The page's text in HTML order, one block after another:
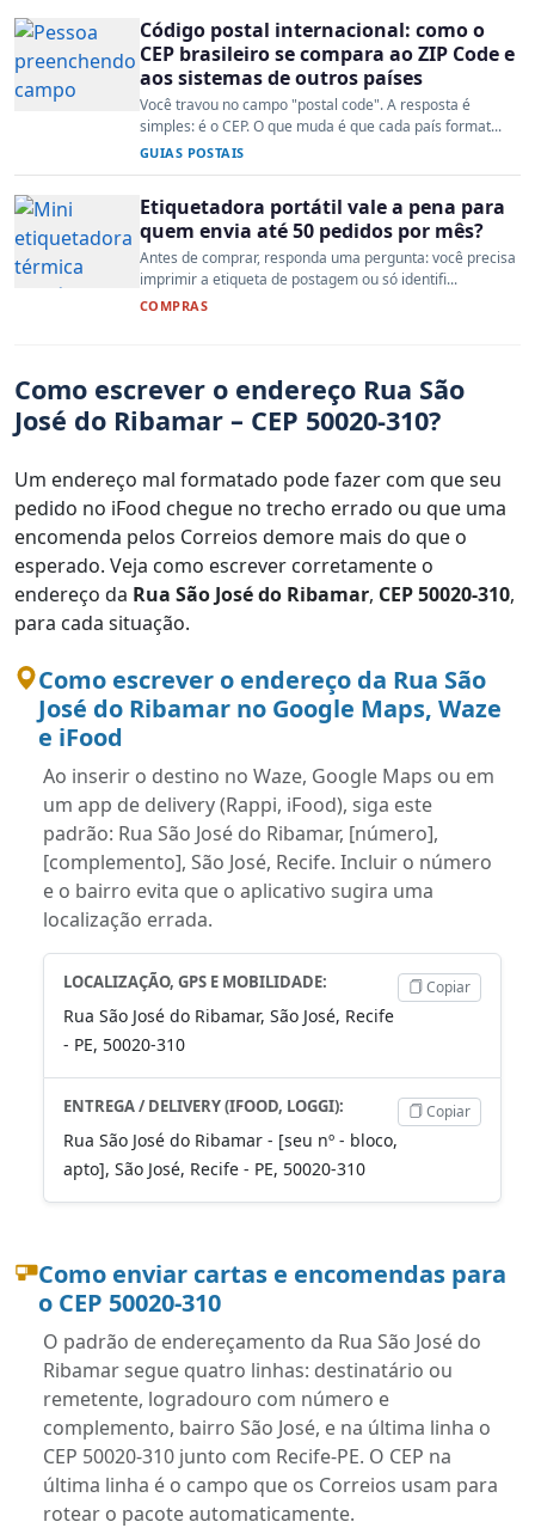
Código postal internacional: como o
CEP brasileiro se compara ao ZIP Code e
aos sistemas de outros países
Você travou no campo "postal code". A resposta é
simples: é o CEP. O que muda é que cada país format...
GUIAS POSTAIS
Etiquetadora portátil vale a pena para
quem envia até 50 pedidos por mês?
Antes de comprar, responda uma pergunta: você precisa
imprimir a etiqueta de postagem ou só identifi...
COMPRAS
Como escrever o endereço Rua São
José do Ribamar – CEP 50020-310?
Um endereço mal formatado pode fazer com que seu
pedido no iFood chegue no trecho errado ou que uma
encomenda pelos Correios demore mais do que o
esperado. Veja como escrever corretamente o
endereço da Rua São José do Ribamar, CEP 50020-310,
para cada situação.
Como escrever o endereço da Rua São
José do Ribamar no Google Maps, Waze
e iFood
Ao inserir o destino no Waze, Google Maps ou em
um app de delivery (Rappi, iFood), siga este
padrão: Rua São José do Ribamar, [número],
[complemento], São José, Recife. Incluir o número
e o bairro evita que o aplicativo sugira uma
localização errada.
LOCALIZAÇÃO, GPS E MOBILIDADE:
Rua São José do Ribamar, São José, Recife
- PE, 50020-310
Copiar
ENTREGA / DELIVERY (IFOOD, LOGGI):
Rua São José do Ribamar - [seu nº - bloco,
apto], São José, Recife - PE, 50020-310
Copiar
Como enviar cartas e encomendas para
o CEP 50020-310
O padrão de endereçamento da Rua São José do
Ribamar segue quatro linhas: destinatário ou
remetente, logradouro com número e
complemento, bairro São José, e na última linha o
CEP 50020-310 junto com Recife-PE. O CEP na
última linha é o campo que os Correios usam para
rotear o pacote automaticamente.